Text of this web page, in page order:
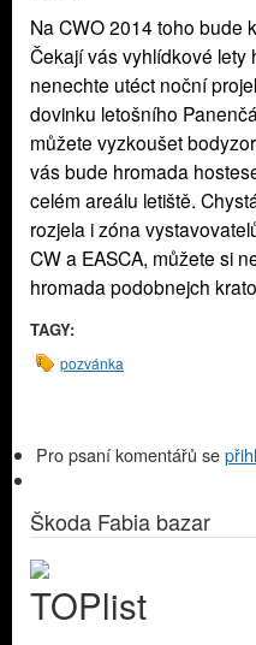
Na CWO 2014 toho bude
Čekají vás vyhlídkové lety
nenechte utéct noční
dovinku letošního
můžete vyzkoušet
vás bude hromada
celém areálu letiště.
rozjela i zóna
CW a EASCA, můžete si
hromada podobnejch
TAGY:
pozvánka
Pro psaní komentářů se
Škoda Fabia bazar